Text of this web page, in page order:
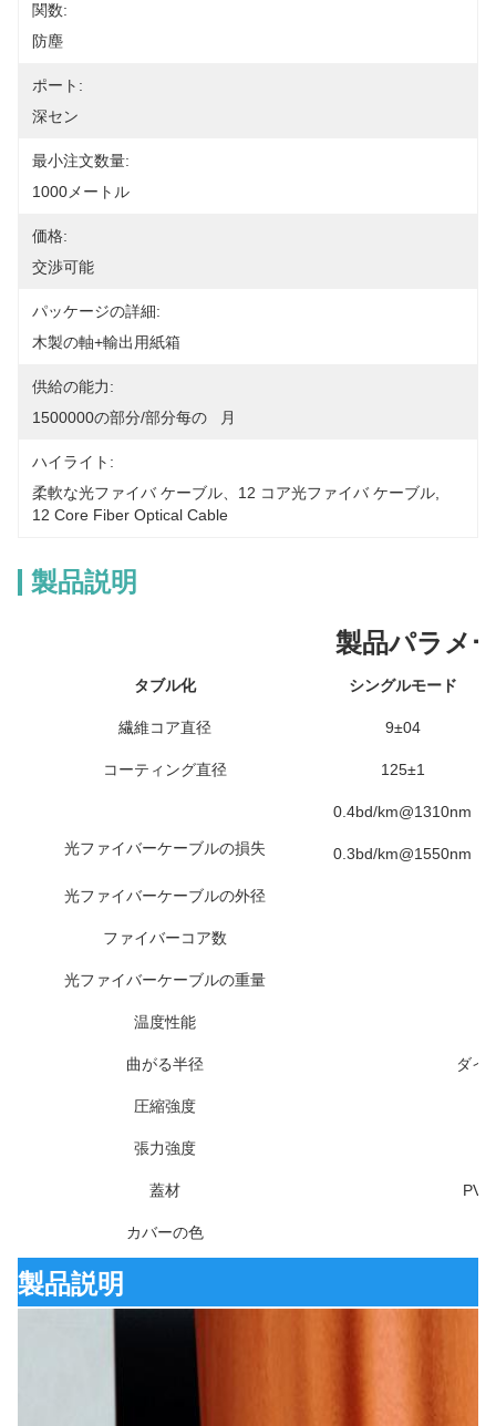
関数:
防塵
ポート:
深セン
最小注文数量:
1000メートル
価格:
交渉可能
パッケージの詳細:
木製の軸+輸出用紙箱
供給の能力:
1500000の部分/部分每の   月
ハイライト:
柔軟な光ファイバ ケーブル、12 コア光ファイバ ケーブル
12 Core Fiber Optical Cable
製品説明
製品パラメ
タブル化 シングルモード
繊維コア直径 9±04
コーティング直径 125±1
光ファイバーケーブルの損失
0.4bd/km@1310nm
0.3bd/km@1550nm
光ファイバーケーブルの外径
ファイバーコア数
光ファイバーケーブルの重量
温度性能
曲がる半径 ダイ
圧縮強度
張力強度
蓋材
カバーの色
製品説明